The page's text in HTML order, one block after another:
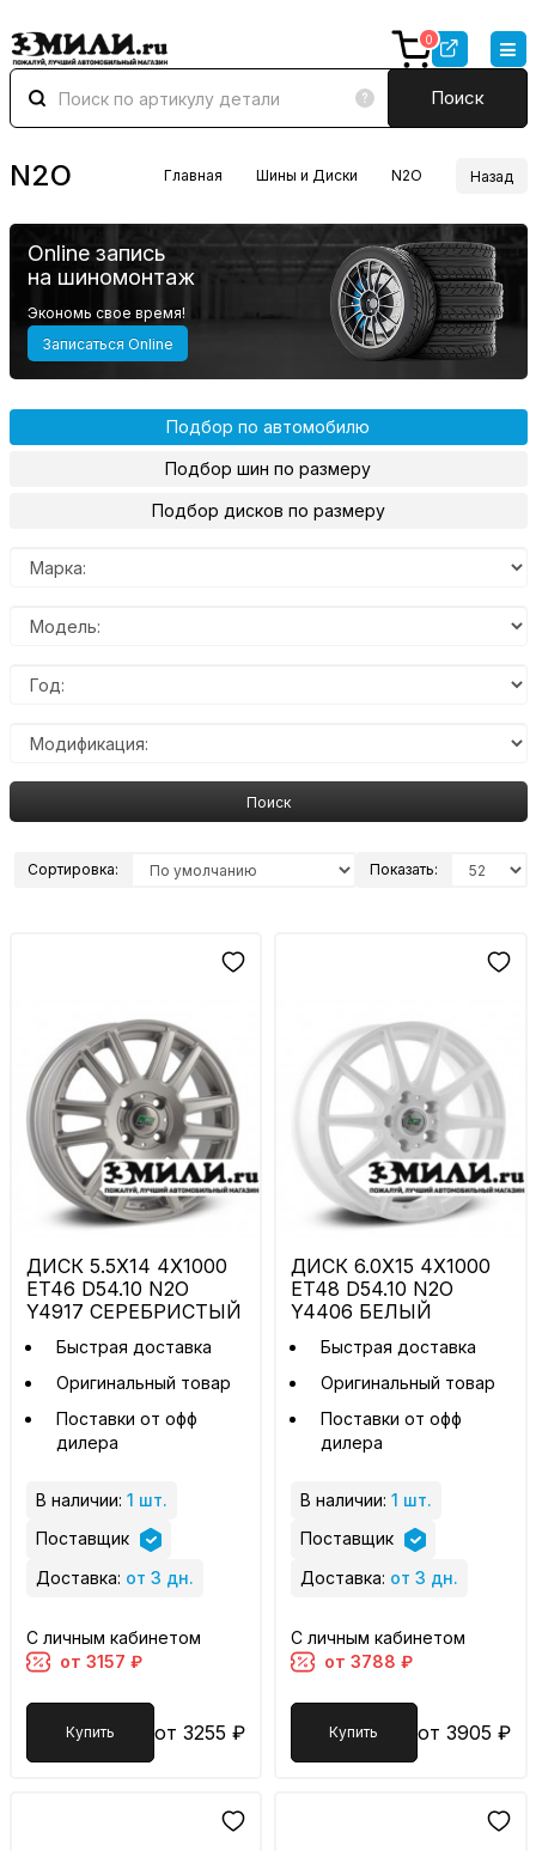
Поиск
0
N2O Главная Шины и Диски N2O Назад
Online запись
на шиномонтаж
Экономь свое время!
Записаться Online
Подбор по автомобилю
Подбор шин по размеру
Подбор дисков по размеру
Поиск
Сортировка: Показать:
ДИСК 5.5X14 4X1000
ET46 D54.10 N2O
Y4917 СЕРЕБРИСТЫЙ
Быстрая доставка
Оригинальный товар
Поставки от офф
дилера
В наличии: 1 шт.
Поставщик
Доставка: от 3 дн.
С личным кабинетом
от 3157 ₽
Купить от 3255 ₽
ДИСК 6.0X15 4X1000
ET48 D54.10 N2O
Y4406 БЕЛЫЙ
Быстрая доставка
Оригинальный товар
Поставки от офф
дилера
В наличии: 1 шт.
Поставщик
Доставка: от 3 дн.
С личным кабинетом
от 3788 ₽
Купить от 3905 ₽